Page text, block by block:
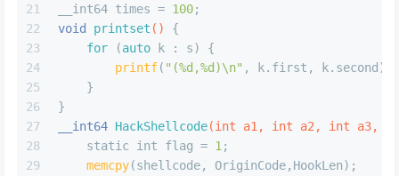
21
22
23
24
25
26
27
28
29
__int64 times = 100;
void
printset ()
{
for (auto k : s) {
printf( "(%d,%d)\n" , k.first, k.second);
    }
}
__int64 HackShellcode(int a1, int a2, int a3,
static
int flag = 1 ;
memcpy(shellcode,